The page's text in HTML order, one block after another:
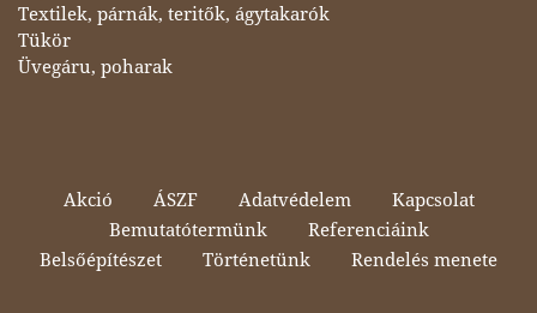
Textilek, párnák, teritők, ágytakarók
Tükör
Üvegáru, poharak
Akció ÁSZF Adatvédelem
Kapcsolat
Bemutatótermünk
Referenciáink
Belsőépítészet
Történetünk Rendelés menete